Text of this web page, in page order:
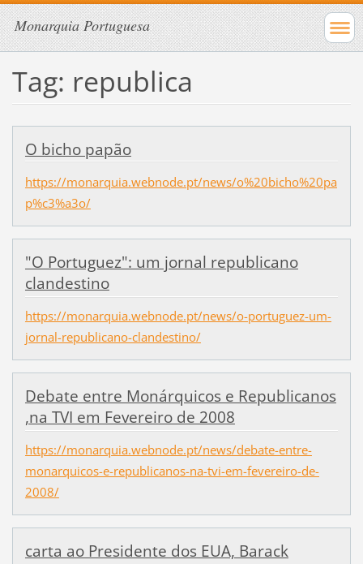
Monarquia Portuguesa
Tag: republica
O bicho papão
https://monarquia.webnode.pt/news/o%20bicho%20pa
p%c3%a3o/
"O Portuguez": um jornal republicano
clandestino
https://monarquia.webnode.pt/news/o-portuguez-um-
jornal-republicano-clandestino/
Debate entre Monárquicos e Republicanos
,na TVI em Fevereiro de 2008
https://monarquia.webnode.pt/news/debate-entre-
monarquicos-e-republicanos-na-tvi-em-fevereiro-de-
2008/
carta ao Presidente dos EUA, Barack